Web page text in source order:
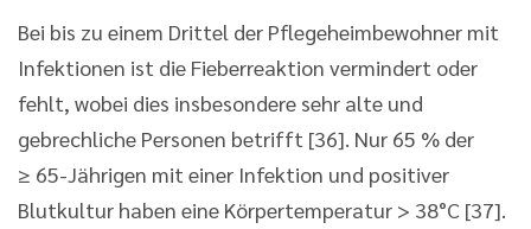
Bei bis zu einem Drittel der Pflegeheimbewohner mit
Infektionen ist die Fieberreaktion vermindert oder
fehlt, wobei dies insbesondere sehr alte und
gebrechliche Personen betrifft [36]. Nur 65 % der
≥ 65-Jährigen mit einer Infektion und positiver
Blutkultur haben eine Körpertemperatur > 38°C [37].